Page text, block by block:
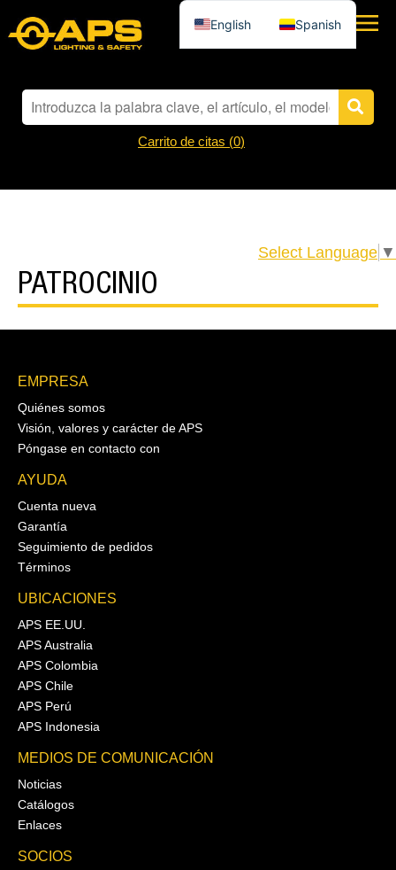
Carrito de citas (0)
Select Language ▼
PATROCINIO
EMPRESA
Quiénes somos
Visión, valores y carácter de APS
Póngase en contacto con
AYUDA
Cuenta nueva
Garantía
Seguimiento de pedidos
Términos
UBICACIONES
APS EE.UU.
APS Australia
APS Colombia
APS Chile
APS Perú
APS Indonesia
MEDIOS DE COMUNICACIÓN
Noticias
Catálogos
Enlaces
SOCIOS
English Spanish